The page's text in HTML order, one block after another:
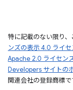
特に記載のない限り
ンズの表示 4.0 ライセ
Apache 2.0 ライセン
Developers サイトの
関連会社の登録商標で